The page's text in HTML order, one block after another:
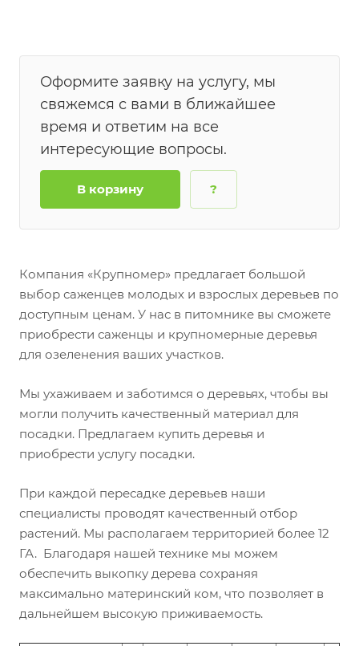
Оформите заявку на услугу, мы
свяжемся с вами в ближайшее
время и ответим на все
интересующие вопросы.
В корзину ?
Компания «Крупномер» предлагает большой
выбор саженцев молодых и взрослых деревьев по
доступным ценам. У нас в питомнике вы сможете
приобрести саженцы и крупномерные деревья
для озеленения ваших участков.
Мы ухаживаем и заботимся о деревьях, чтобы вы
могли получить качественный материал для
посадки. Предлагаем купить деревья и
приобрести услугу посадки.
При каждой пересадке деревьев наши
специалисты проводят качественный отбор
растений. Мы располагаем территорией более 12
ГА. Благодаря нашей технике мы можем
обеспечить выкопку дерева сохраняя
максимально материнский ком, что позволяет в
дальнейшем высокую приживаемость.